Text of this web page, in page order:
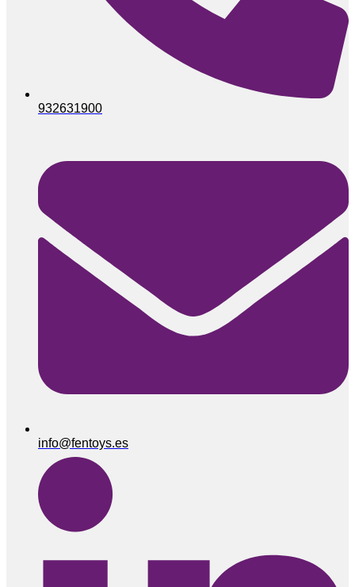
932631900
info@fentoys.es